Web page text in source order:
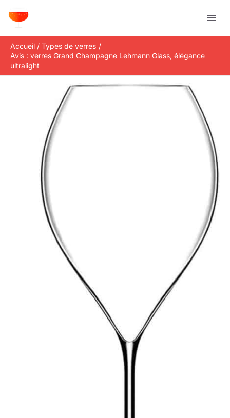
Accueil
Types de verres
Avis : verres Grand Champagne Lehmann Glass, élégance
ultralight
e
c
h
e
r